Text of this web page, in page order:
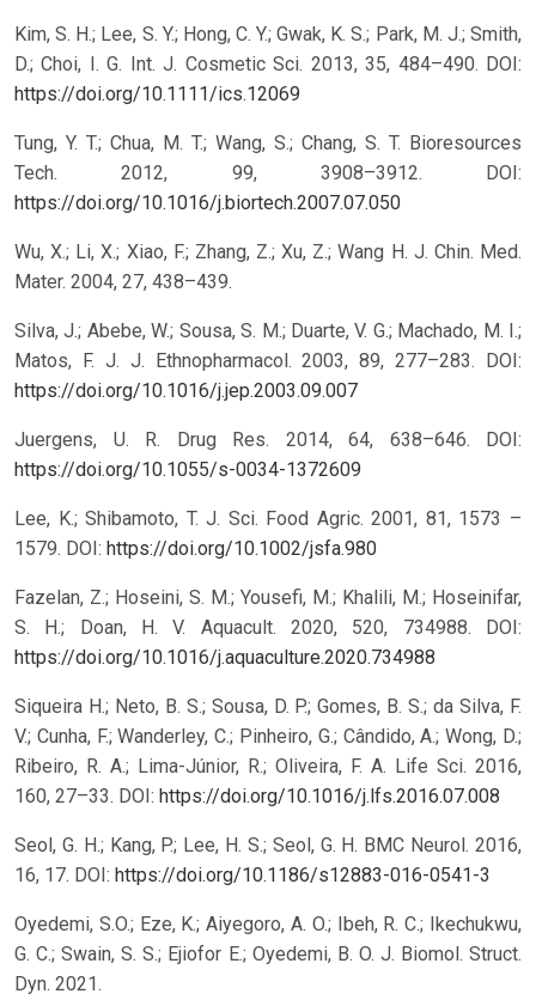
Kim, S. H.; Lee, S. Y.; Hong, C. Y.; Gwak, K. S.; Park, M. J.; Smith,
D.; Choi, I. G. Int. J. Cosmetic Sci. 2013, 35, 484–490. DOI:
https://doi.org/10.1111/ics.12069
Tung, Y. T.; Chua, M. T.; Wang, S.; Chang, S. T. Bioresources
Tech. 2012, 99, 3908–3912. DOI:
https://doi.org/10.1016/j.biortech.2007.07.050
Wu, X.; Li, X.; Xiao, F.; Zhang, Z.; Xu, Z.; Wang H. J. Chin. Med.
Mater. 2004, 27, 438–439.
Silva, J.; Abebe, W.; Sousa, S. M.; Duarte, V. G.; Machado, M. I.;
Matos, F. J. J. Ethnopharmacol. 2003, 89, 277–283. DOI:
https://doi.org/10.1016/j.jep.2003.09.007
Juergens, U. R. Drug Res. 2014, 64, 638–646. DOI:
https://doi.org/10.1055/s-0034-1372609
Lee, K.; Shibamoto, T. J. Sci. Food Agric. 2001, 81, 1573 –
1579. DOI: https://doi.org/10.1002/jsfa.980
Fazelan, Z.; Hoseini, S. M.; Yousefi, M.; Khalili, M.; Hoseinifar,
S. H.; Doan, H. V. Aquacult. 2020, 520, 734988. DOI:
https://doi.org/10.1016/j.aquaculture.2020.734988
Siqueira H.; Neto, B. S.; Sousa, D. P.; Gomes, B. S.; da Silva, F.
V.; Cunha, F.; Wanderley, C.; Pinheiro, G.; Cândido, A.; Wong, D.;
Ribeiro, R. A.; Lima-Júnior, R.; Oliveira, F. A. Life Sci. 2016,
160, 27–33. DOI: https://doi.org/10.1016/j.lfs.2016.07.008
Seol, G. H.; Kang, P.; Lee, H. S.; Seol, G. H. BMC Neurol. 2016,
16, 17. DOI: https://doi.org/10.1186/s12883-016-0541-3
Oyedemi, S.O.; Eze, K.; Aiyegoro, A. O.; Ibeh, R. C.; Ikechukwu,
G. C.; Swain, S. S.; Ejiofor E.; Oyedemi, B. O. J. Biomol. Struct.
Dyn. 2021.